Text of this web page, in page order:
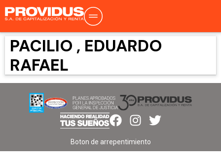
PACILIO , EDUARDO
RAFAEL
Boton de arrepentimiento